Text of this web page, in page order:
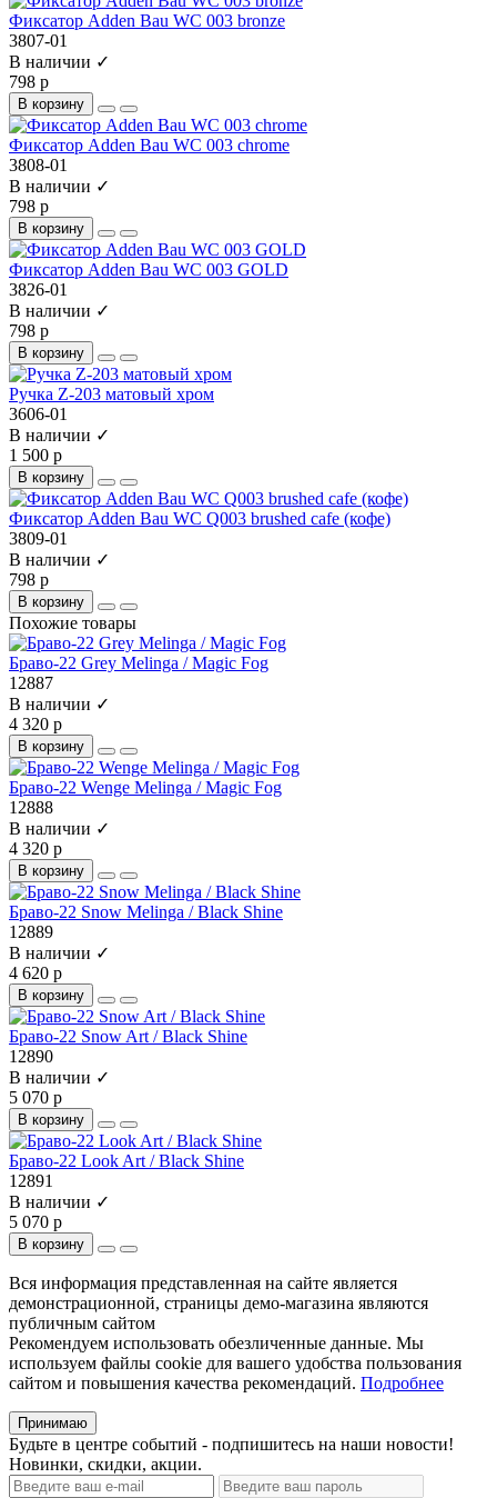
Фиксатор Adden Bau WC 003 bronze
3807-01
В наличии ✓
798 р
В корзину
Фиксатор Adden Bau WC 003 chrome
3808-01
В наличии ✓
798 р
В корзину
Фиксатор Adden Bau WC 003 GOLD
3826-01
В наличии ✓
798 р
В корзину
Ручка Z-203 матовый хром
3606-01
В наличии ✓
1 500 р
В корзину
Фиксатор Adden Bau WC Q003 brushed cafe (кофе)
3809-01
В наличии ✓
798 р
В корзину
Похожие товары
Браво-22 Grey Melinga / Magic Fog
12887
В наличии ✓
4 320 р
В корзину
Браво-22 Wenge Melinga / Magic Fog
12888
В наличии ✓
4 320 р
В корзину
Браво-22 Snow Melinga / Black Shine
12889
В наличии ✓
4 620 р
В корзину
Браво-22 Snow Art / Black Shine
12890
В наличии ✓
5 070 р
В корзину
Браво-22 Look Art / Black Shine
12891
В наличии ✓
5 070 р
В корзину
Вся информация представленная на сайте является
демонстрационной, страницы демо-магазина являются
публичным сайтом
Рекомендуем использовать обезличенные данные. Мы
используем файлы cookie для вашего удобства пользования
сайтом и повышения качества рекомендаций. Подробнее
Принимаю
Будьте в центре событий - подпишитесь на наши новости!
Новинки, скидки, акции.